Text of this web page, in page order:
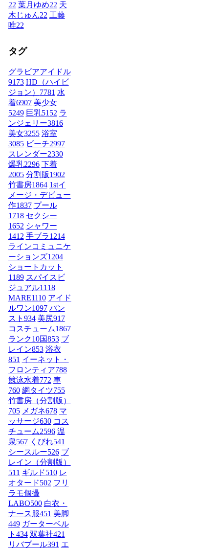
22 葉月ゆめ22 天
木じゅん22 工藤
唯22
タグ
グラビアアイドル
9173 HD（ハイビ
ジョン） 7781 水
着6907 美少女
5249 巨乳5152 ラ
ンジェリー3816
美女3255 浴室
3085 ビーチ2997
スレンダー2330
爆乳2296 下着
2005 分割版1902
竹書房1864 1stイ
メージ・デビュー
作1837 プール
1718 セクシー
1652 シャワー
1412 手ブラ1214
ラインコミュニケ
ーションズ1204
ショートカット
1189 スパイスビ
ジュアル1118
MARE1110 アイド
ルワン1097 パン
スト 934 美尻917
コスチューム1867
ランク10国853 ブ
レイン853 浴衣
851 イーネット・
フロンティア788
競泳水着772 車
760 網タイツ755
竹書房（分割版）
705 メガネ678 マ
ッサージ630 コス
チューム2596 温
泉567 くびれ541
シースルー526 ブ
レイン（分割版）
511 ギルド510 レ
オタード502 フリ
ラモ個撮
LABO500 白衣・
ナース服451 美脚
449 ガーターベル
ト 434 双葉社421
リバプール391 エ